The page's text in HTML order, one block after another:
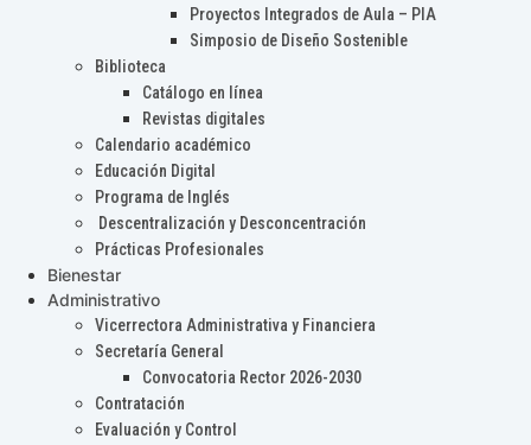
Proyectos Integrados de Aula – PIA
Simposio de Diseño Sostenible
Biblioteca
Catálogo en línea
Revistas digitales
Calendario académico
Educación Digital
Programa de Inglés
Descentralización y Desconcentración
Prácticas Profesionales
Bienestar
Administrativo
Vicerrectora Administrativa y Financiera
Secretaría General
Convocatoria Rector 2026-2030
Contratación
Evaluación y Control